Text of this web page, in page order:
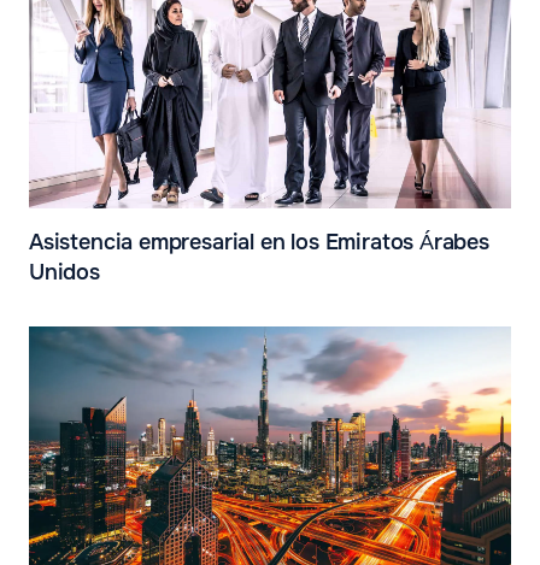
Asistencia empresarial en los Emiratos Árabes
Unidos